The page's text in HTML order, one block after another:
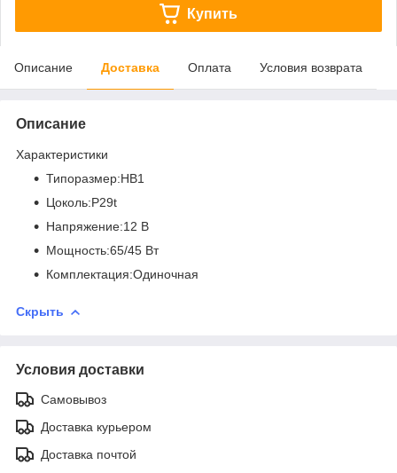
Купить
Описание Доставка Оплата Условия возврата
Описание
Характеристики
Типоразмер:HB1
Цоколь:P29t
Напряжение:12 В
Мощность:65/45 Вт
Комплектация:Одиночная
Скрыть
Условия доставки
Самовывоз
Доставка курьером
Доставка почтой